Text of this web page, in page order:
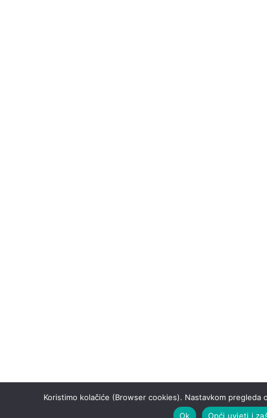
Koristimo kolačiće (Browser cookies). Nastavkom
Ok
Opći uvjeti i